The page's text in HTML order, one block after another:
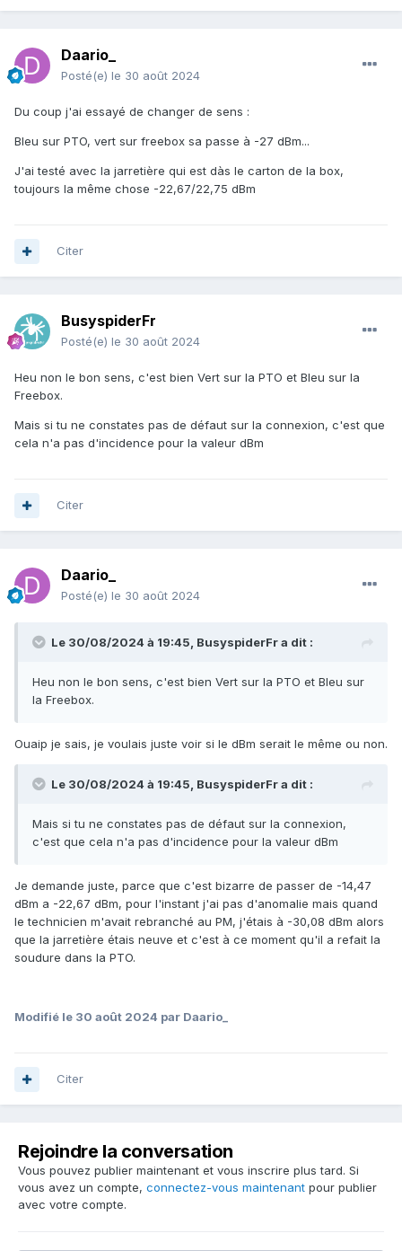
Daario_
Posté(e) le 30 août 2024
Du coup j'ai essayé de changer de sens :
Bleu sur PTO, vert sur freebox sa passe à -27 dBm...
J'ai testé avec la jarretière qui est dàs le carton de la box,
toujours la même chose -22,67/22,75 dBm
Citer
BusyspiderFr
Posté(e) le 30 août 2024
Heu non le bon sens, c'est bien Vert sur la PTO et Bleu sur la
Freebox.
Mais si tu ne constates pas de défaut sur la connexion, c'est que
cela n'a pas d'incidence pour la valeur dBm
Citer
Daario_
Posté(e) le 30 août 2024
Le 30/08/2024 à 19:45, BusyspiderFra dit :
Heu non le bon sens, c'est bien Vert sur la PTO et Bleu sur
la Freebox.
Ouaip je sais, je voulais juste voir si le dBm serait le même ou non.
Le 30/08/2024 à 19:45, BusyspiderFra dit :
Mais si tu ne constates pas de défaut sur la connexion,
c'est que cela n'a pas d'incidence pour la valeur dBm
Je demande juste, parce que c'est bizarre de passer de -14,47
dBm a -22,67 dBm, pour l'instant j'ai pas d'anomalie mais quand
le technicien m'avait rebranché au PM, j'étais à -30,08 dBm alors
que la jarretière étais neuve et c'est à ce moment qu'il a refait la
soudure dans la PTO.
Modifié le 30 août 2024 par Daario_
Citer
Rejoindre la conversation
Vous pouvez publier maintenant et vous inscrire plus tard. Si
vous avez un compte, connectez-vous maintenant pour publier
avec votre compte.